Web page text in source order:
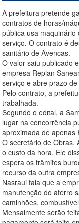
A prefeitura pretende
contratos de horas/
pública usa
serviço. O contrato é
sanitário de Avencas.
O valor saiu publicado
empresa Replan
serviço e abre prazo
Pelo contrato, a
trabalhada.
Segundo o edital, a
lugar na concorrência
aproximada de apenas
O secretário de Obras,
o custo da hora. Ele
espera os trâmites
recurso da outra
Nasraui fala que a
manutenção do aterro
caminhões,
Mensalmente serão